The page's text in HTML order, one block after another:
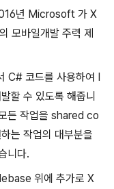
년 Microsoft 가 X
모바일개발 주력 제
C# 코드를 사용하여 I
할 수 있도록 해줍니
든 작업을 shared co
는 작업의 대부분을
니다.
위에 추가로 X